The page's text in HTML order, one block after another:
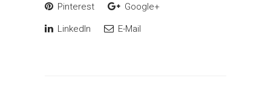
Pinterest Google+
LinkedIn E-Mail